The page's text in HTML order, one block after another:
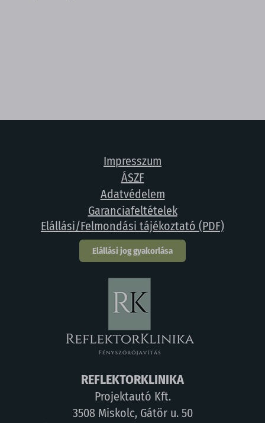
REFLEKTORKLINIKA
Projektautó Kft.
3508 Miskolc, Gátör u. 50
Impresszum
ÁSZF
Adatvédelem
Garanciafeltételek
Elállási/Felmondási tájékoztató (PDF)
Elállási jog gyakorlása